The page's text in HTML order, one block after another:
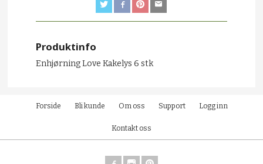
Produktinfo
Enhjørning Love Kakelys 6 stk
Forside Bli kunde Om oss Support Logg inn
Kontakt oss